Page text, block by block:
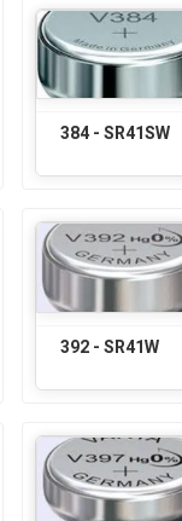
384 - SR41SW
392 - SR41W